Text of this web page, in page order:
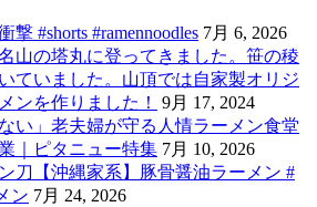
#shorts #ramennoodles 7月 6, 2026
山の塔丸に登ってきました。笹の稜
ていました。山頂では自家製オリジ
ンを作りました！
9月 17, 2024
い」老夫婦が守る人情ラーメン食堂
｜ピタニュー特集 7月 10, 2026
刀【沖縄家系】豚骨醤油ラーメン #
ン 7月 24, 2026